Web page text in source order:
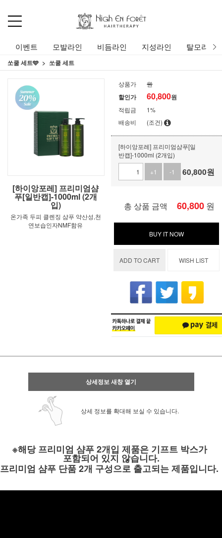
이벤트 모발라인 비듬라인 지성라인
탈모라인
쏘쿨 세트🩵
쏘쿨 세트
[하이앙포레] 프리미엄샴
푸[일반캡]-1000ml (2개
입)
온가족 두피 클렌징 샴푸 약산성,천
연보습인자NMF함유
상품가 원
할인가 60,800원
적립금
1%
배송비
(조건)
[하이앙포레] 프리미엄샴푸[일
반캡]-1000ml (2개입)
+1
-1 60,800원
총 상품 금액 60,800 원
BUY IT NOW
ADD TO CART WISH LIST
상세정보 새창 열기
상세 정보를 확대해 보실 수 있습니다.
※해당 프리미엄 샴푸 2개입 제품은 기프트 박스가
포함되어 있지 않습니다.
프리미엄 샴푸 단품 2개 구성으로 출고되는 제품입니다.